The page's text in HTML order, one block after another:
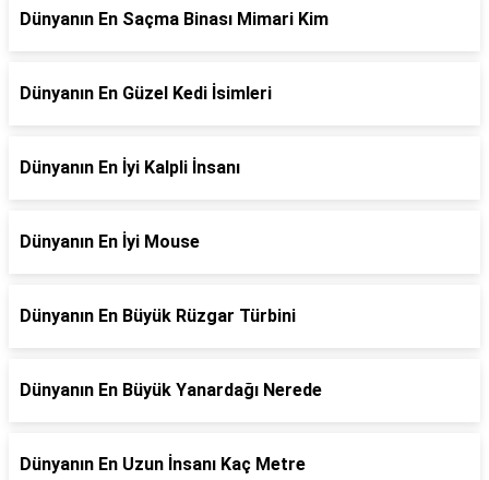
Dünyanın En Saçma Binası Mimari Kim
Dünyanın En Güzel Kedi İsimleri
Dünyanın En İyi Kalpli İnsanı
Dünyanın En İyi Mouse
Dünyanın En Büyük Rüzgar Türbini
Dünyanın En Büyük Yanardağı Nerede
Dünyanın En Uzun İnsanı Kaç Metre